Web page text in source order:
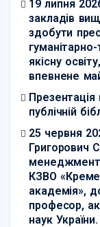
19 липня
закладів
здобути
якісну
впевнене
Презентація
публічній
25 червня
Григорович
КЗВО
академія»,
професор,
наук України.